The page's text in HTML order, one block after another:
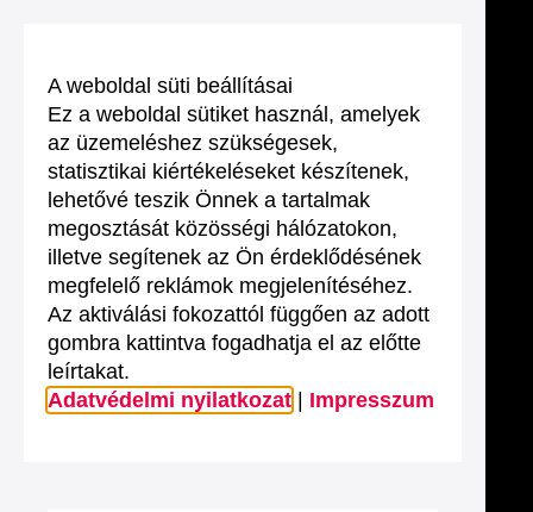
A weboldal süti beállításai
Ez a weboldal sütiket használ, amelyek
az üzemeléshez szükségesek,
statisztikai kiértékeléseket készítenek,
lehetővé teszik Önnek a tartalmak
megosztását közösségi hálózatokon,
illetve segítenek az Ön érdeklődésének
megfelelő reklámok megjelenítéséhez.
Az aktiválási fokozattól függően az adott
gombra kattintva fogadhatja el az előtte
leírtakat.
Adatvédelmi nyilatkozat
Impresszum